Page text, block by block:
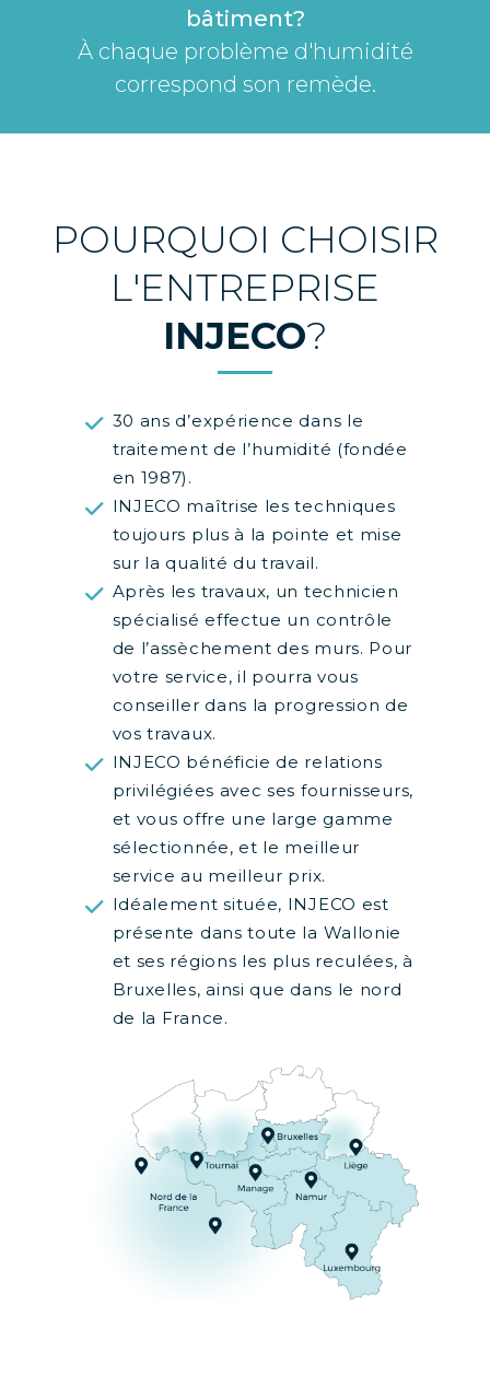
bâtiment?
À chaque problème d'humidité
correspond son remède.
POURQUOI CHOISIR
L'ENTREPRISE
INJECO?
30 ans d’expérience dans le
traitement de l’humidité (fondée
en 1987).
INJECO maîtrise les techniques
toujours plus à la pointe et mise
sur la qualité du travail.
Après les travaux, un technicien
spécialisé effectue un contrôle
de l’assèchement des murs. Pour
votre service, il pourra vous
conseiller dans la progression de
vos travaux.
INJECO bénéficie de relations
privilégiées avec ses fournisseurs,
et vous offre une large gamme
sélectionnée, et le meilleur
service au meilleur prix.
Idéalement située, INJECO est
présente dans toute la Wallonie
et ses régions les plus reculées, à
Bruxelles, ainsi que dans le nord
de la France.